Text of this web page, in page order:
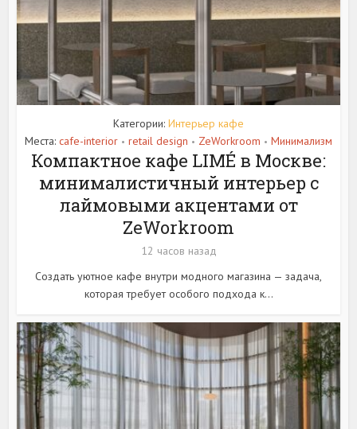
Категории: Интерьер кафе
Места: cafe-interior • retail design • ZeWorkroom • Минимализм
Компактное кафе LIMÉ в Москве:
минималистичный интерьер с
лаймовыми акцентами от
ZeWorkroom
12 часов назад
Создать уютное кафе внутри модного магазина — задача,
которая требует особого подхода к...